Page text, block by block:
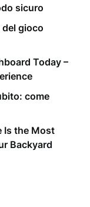
sicuro
gioco
Today –
come
Is the Most
Backyard